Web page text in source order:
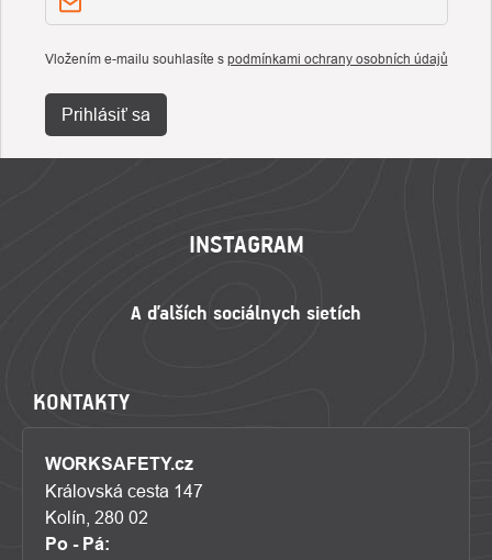
Vložením e-mailu souhlasíte s podmínkami ochrany osobních údajů
Prihlásiť sa
INSTAGRAM
KONTAKTY
WORKSAFETY.cz
Královská cesta 147
Kolín, 280 02
Po - Pá: